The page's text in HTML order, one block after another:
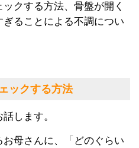
クする方法、骨盤が開く
ることによる不調につい
ックする方法
します。
母さんに、「どのぐらい